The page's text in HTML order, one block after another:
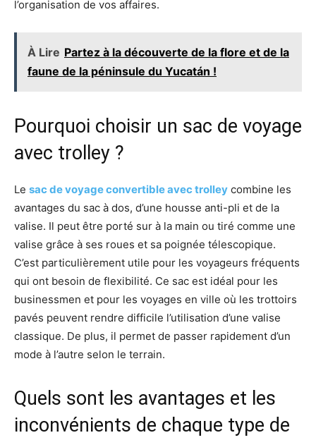
l’organisation de vos affaires​.
À Lire Partez à la découverte de la flore et de la
faune de la péninsule du Yucatán !
Pourquoi choisir un sac de voyage
avec trolley ?
Le sac de voyage convertible avec trolley combine les
avantages du sac à dos, d’une housse anti-pli et de la
valise. Il peut être porté sur à la main ou tiré comme une
valise grâce à ses roues et sa poignée télescopique.
C’est particulièrement utile pour les voyageurs fréquents
qui ont besoin de flexibilité. Ce sac est idéal pour les
businessmen et pour les voyages en ville où les trottoirs
pavés peuvent rendre difficile l’utilisation d’une valise
classique. De plus, il permet de passer rapidement d’un
mode à l’autre selon le terrain.
Quels sont les avantages et les
inconvénients de chaque type de